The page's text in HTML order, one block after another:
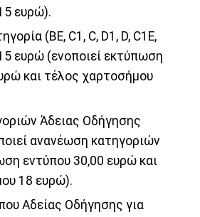
ευρώ).
(ΒΕ, C1, C, D1, D, C1E,
ευρώ (ενοποιεί εκτύπωση
και τέλος χαρτοσήμου
Άδειας Οδήγησης
ανανέωση κατηγοριών
εντύπου 30,00 ευρώ και
18 ευρώ).
Αδείας Οδήγησης για